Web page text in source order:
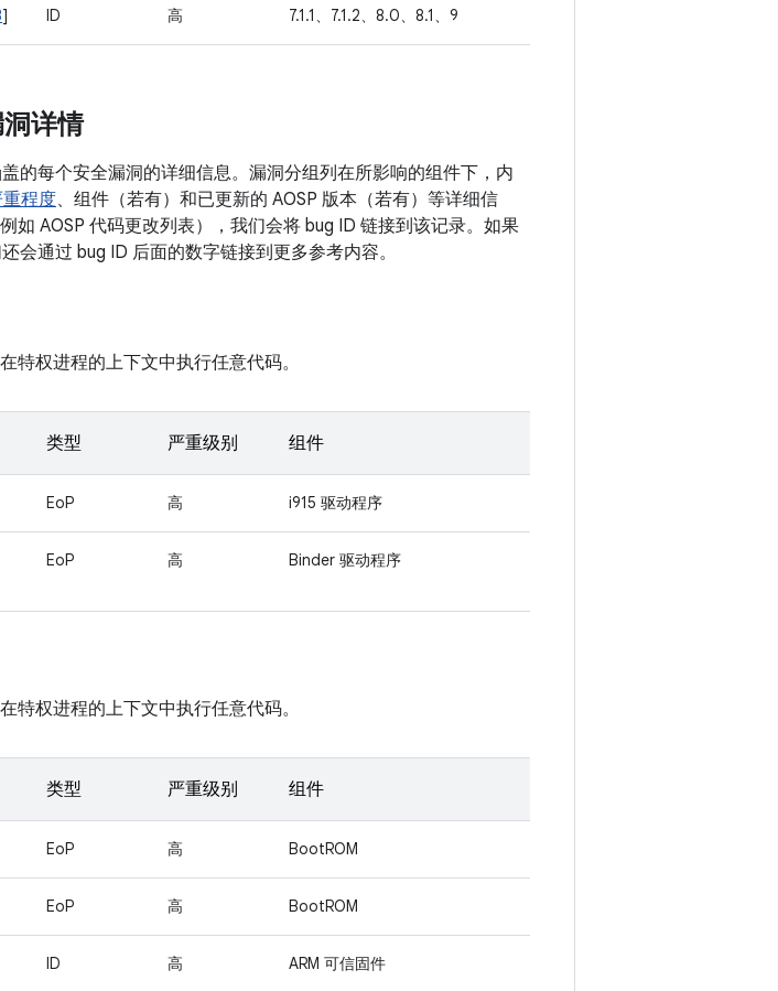
] ID 高 7.1.1、7.1.2、8.0、8.1、9
详情
的每个安全漏洞的详细信息。漏洞分组列在所影响的组件下，内
重程度、组件（若有）和已更新的 AOSP 版本（若有）等详细信
如 AOSP 代码更改列表），我们会将 bug ID 链接到该记录。如果
会通过 bug ID 后面的数字链接到更多参考内容。
特权进程的上下文中执行任意代码。
类型 严重级别 组件
EoP 高 i915 驱动程序
EoP 高 Binder 驱动程序
特权进程的上下文中执行任意代码。
类型 严重级别 组件
EoP 高 BootROM
EoP 高 BootROM
ID 高 ARM 可信固件